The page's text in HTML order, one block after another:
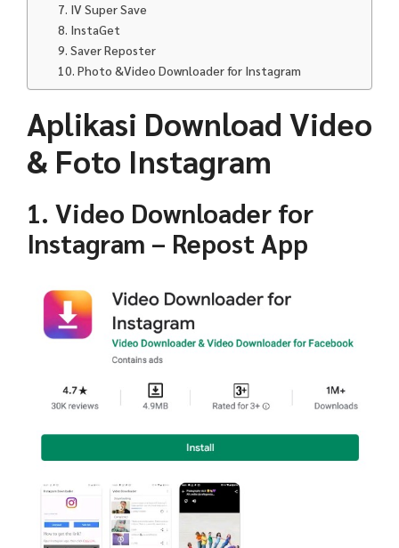
7. IV Super Save
8. InstaGet
9. Saver Reposter
10. Photo &Video Downloader for Instagram
Aplikasi Download Video
& Foto Instagram
1. Video Downloader for
Instagram – Repost App